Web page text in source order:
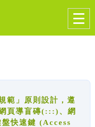
範」原則設計，遵
頁導盲磚(:::)、網
快速鍵 (Access